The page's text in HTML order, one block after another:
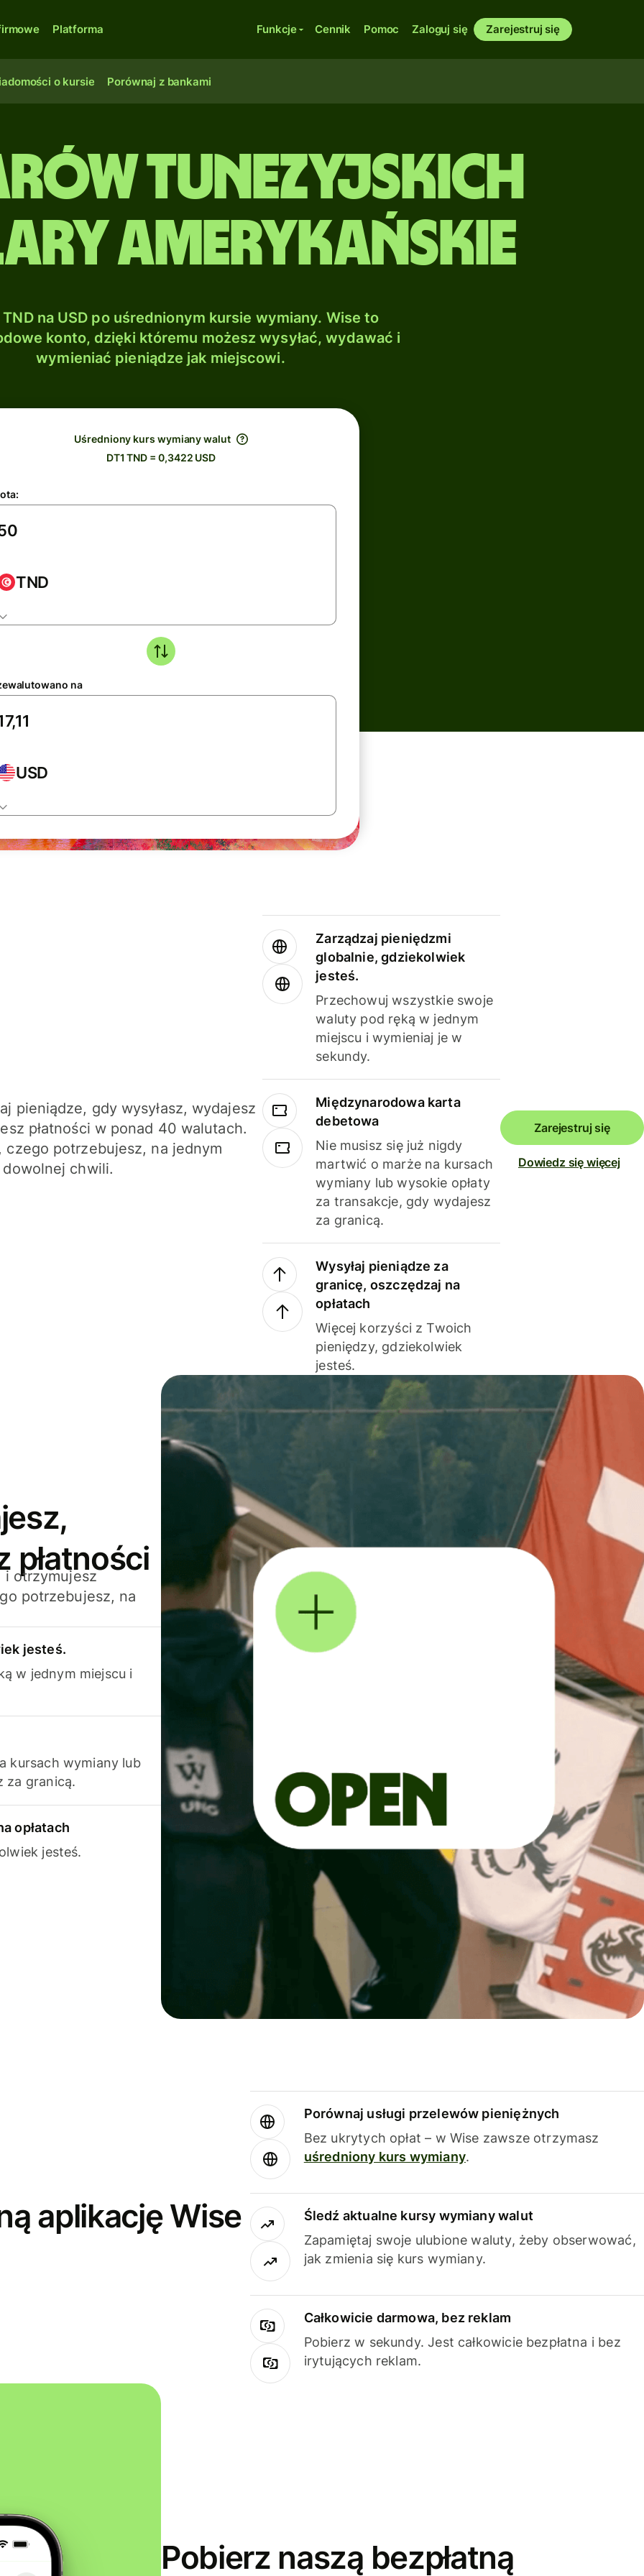
Platforma Funkcje Cennik Pomoc Zaloguj się Zarejestruj się
o kursie Porównaj z bankami
tunezyjskich
amerykańskie
na USD po uśrednionym kursie wymiany. Wise to
konto, dzięki któremu możesz wysyłać, wydawać i
wymieniać pieniądze jak miejscowi.
Uśredniony kurs wymiany walut
DT1 TND = 0,3422 USD
TND
na
USD
pieniądze, gdy wysyłasz, wydajesz
płatności w ponad 40 walutach.
czego potrzebujesz, na jednym
chwili.
Zarządzaj pieniędzmi
globalnie, gdziekolwiek
jesteś.
Przechowuj wszystkie swoje
waluty pod ręką w jednym
miejscu i wymieniaj je w
sekundy.
Międzynarodowa karta
debetowa
Nie musisz się już nigdy
martwić o marże na kursach
wymiany lub wysokie opłaty
za transakcje, gdy wydajesz
za granicą.
Wysyłaj pieniądze za
granicę, oszczędzaj na
opłatach
Więcej korzyści z Twoich
pieniędzy, gdziekolwiek
jesteś.
Zarejestruj się
Dowiedz się więcej
płatności
i otrzymujesz
potrzebujesz, na
jesteś.
w jednym miejscu i
kursach wymiany lub
za granicą.
opłatach
jesteś.
aplikację Wise
Porównaj usługi przelewów pieniężnych
Bez ukrytych opłat – w Wise zawsze otrzymasz
uśredniony kurs wymiany.
Śledź aktualne kursy wymiany walut
Zapamiętaj swoje ulubione waluty, żeby obserwować,
jak zmienia się kurs wymiany.
Całkowicie darmowa, bez reklam
Pobierz w sekundy. Jest całkowicie bezpłatna i bez
irytujących reklam.
Pobierz naszą bezpłatną